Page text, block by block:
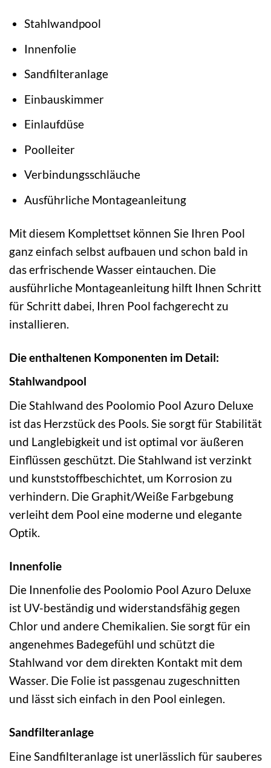
Stahlwandpool
Innenfolie
Sandfilteranlage
Einbauskimmer
Einlaufdüse
Poolleiter
Verbindungsschläuche
Ausführliche Montageanleitung
Mit diesem Komplettset können Sie Ihren Pool
ganz einfach selbst aufbauen und schon bald in
das erfrischende Wasser eintauchen. Die
ausführliche Montageanleitung hilft Ihnen Schritt
für Schritt dabei, Ihren Pool fachgerecht zu
installieren.
Die enthaltenen Komponenten im Detail:
Stahlwandpool
Die Stahlwand des Poolomio Pool Azuro Deluxe
ist das Herzstück des Pools. Sie sorgt für Stabilität
und Langlebigkeit und ist optimal vor äußeren
Einflüssen geschützt. Die Stahlwand ist verzinkt
und kunststoffbeschichtet, um Korrosion zu
verhindern. Die Graphit/Weiße Farbgebung
verleiht dem Pool eine moderne und elegante
Optik.
Innenfolie
Die Innenfolie des Poolomio Pool Azuro Deluxe
ist UV-beständig und widerstandsfähig gegen
Chlor und andere Chemikalien. Sie sorgt für ein
angenehmes Badegefühl und schützt die
Stahlwand vor dem direkten Kontakt mit dem
Wasser. Die Folie ist passgenau zugeschnitten
und lässt sich einfach in den Pool einlegen.
Sandfilteranlage
Eine Sandfilteranlage ist unerlässlich für sauberes